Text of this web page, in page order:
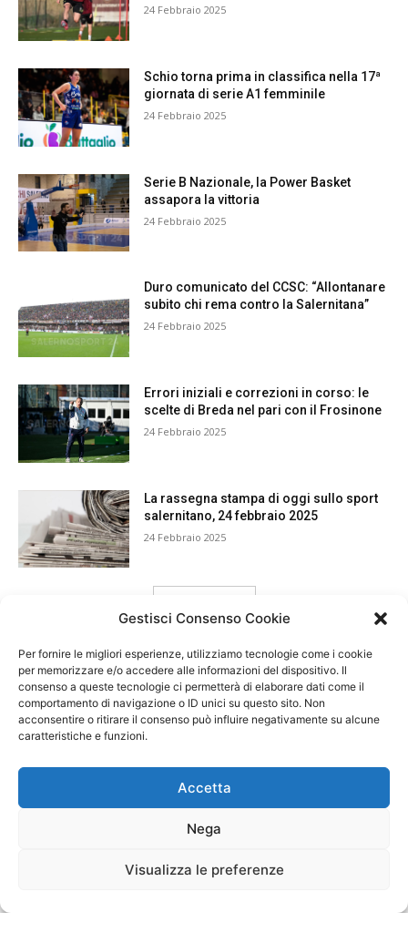
Gestisci Consenso Cookie
Per fornire le migliori esperienze, utilizziamo tecnologie come i cookie
per memorizzare e/o accedere alle informazioni del dispositivo. Il
consenso a queste tecnologie ci permetterà di elaborare dati come il
comportamento di navigazione o ID unici su questo sito. Non
acconsentire o ritirare il consenso può influire negativamente su alcune
caratteristiche e funzioni.
Accetta
Nega
Visualizza le preferenze
24 Febbraio 2025
Schio torna prima in classifica nella 17ª
giornata di serie A1 femminile
24 Febbraio 2025
Serie B Nazionale, la Power Basket
assapora la vittoria
24 Febbraio 2025
Duro comunicato del CCSC: “Allontanare
subito chi rema contro la Salernitana”
24 Febbraio 2025
Errori iniziali e correzioni in corso: le
scelte di Breda nel pari con il Frosinone
24 Febbraio 2025
La rassegna stampa di oggi sullo sport
salernitano, 24 febbraio 2025
24 Febbraio 2025